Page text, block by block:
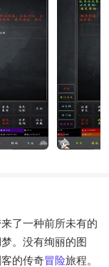
了一种前所未有的
。没有绚丽的图
的传奇冒险旅程。